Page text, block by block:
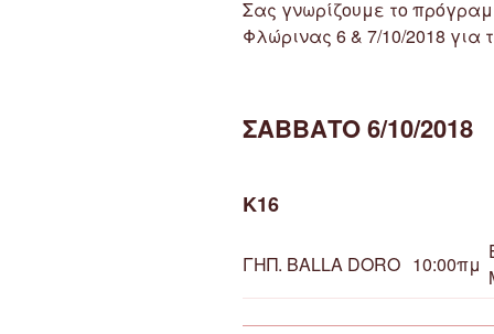
Σας γνωρίζουμε το
Φλώρινας 6 & 7/10/2018
ΣΑΒΒΑΤΟ 6/10/2018
Κ16
ΓΗΠ. BALLA DORO 10:00πμ